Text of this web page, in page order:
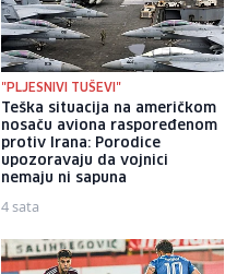
"PLJESNIVI TUŠEVI"
Teška situacija na američkom
nosaču aviona raspoređenom
protiv Irana: Porodice
upozoravaju da vojnici
nemaju ni sapuna
4 sata